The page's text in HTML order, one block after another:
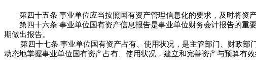
第四十五条 事业单位应当按照国有资产管理信息化的要求，及时将资产
第四十六条 事业单位国有资产信息报告是事业单位财务会计报告的重
期做出报告。
第四十七条 事业单位国有资产占有、使用状况，是主管部门、财政部
动态地掌握事业单位国有资产占有、使用状况，建立和完善资产与预算有效